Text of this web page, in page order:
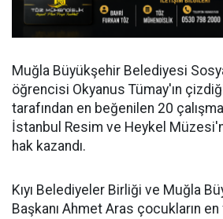
Muğla Büyükşehir Belediyesi
öğrencisi Okyanus Tümay'ın
tarafından en beğenilen 20
İstanbul Resim ve Heykel
hak kazandı.
Kıyı Belediyeler Birliği ve Muğla
Başkanı Ahmet Aras çocukların en